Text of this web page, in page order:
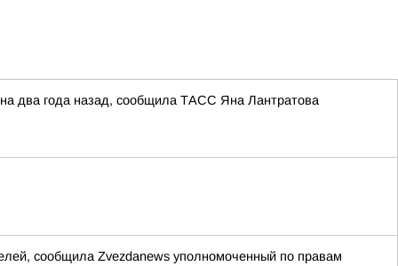
два года назад, сообщила ТАСС Яна Лантратова
сообщила Zvezdanews уполномоченный по правам